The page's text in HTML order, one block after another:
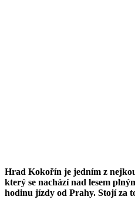
Hrad Kokořín je jedním z
který se nachází nad lesem
hodinu jízdy od Prahy. Stojí za